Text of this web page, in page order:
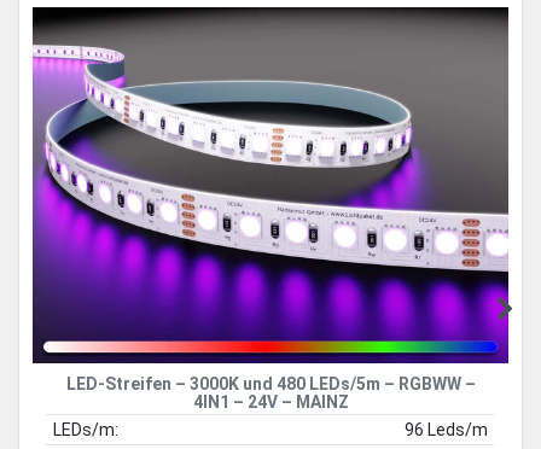
LED-Streifen – 3000K und 480 LEDs/5m – RGBWW –
4IN1 – 24V – MAINZ
LEDs/m:
96 Leds/m